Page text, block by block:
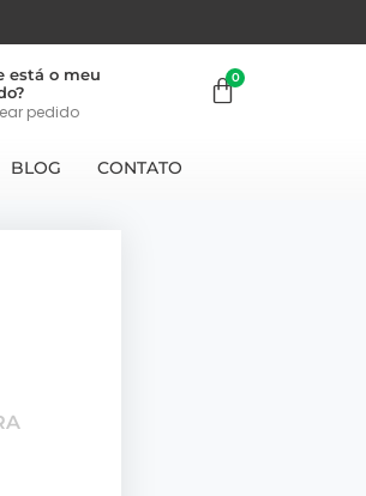
está o meu
pedido
BLOG CONTATO